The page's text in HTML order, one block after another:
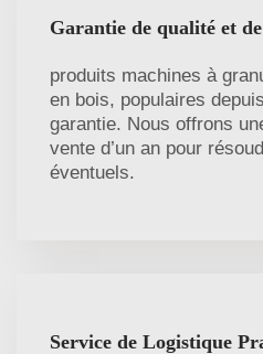
Garantie de qualité et
produits machines à
en bois, populaires
garantie. Nous offrons
vente d’un an pour
éventuels.
Service de Logistique